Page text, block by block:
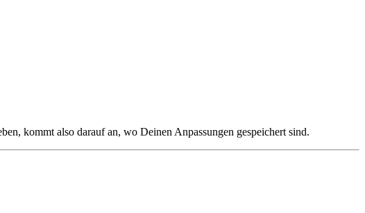
kommt also darauf an, wo Deinen Anpassungen gespeichert sind.